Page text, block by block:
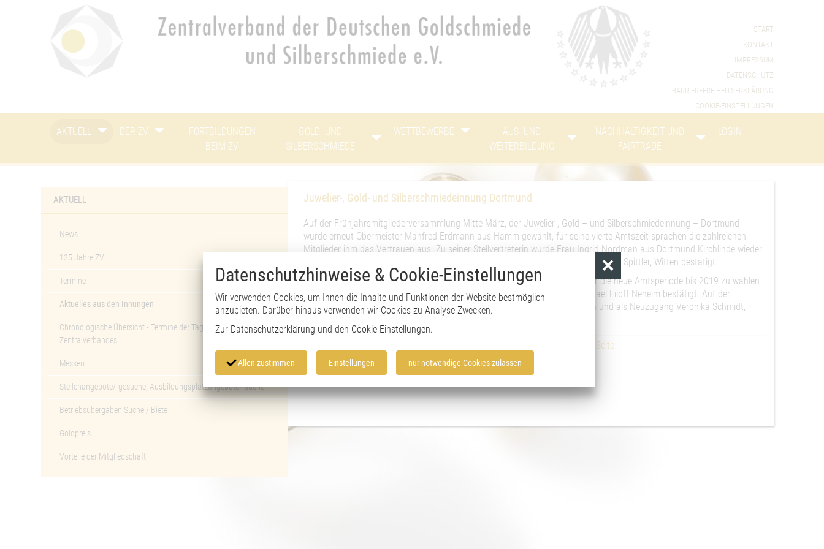
START
KONTAKT
IMPRESSUM
DATENSCHUTZ
BARRIEREFREIHEITSERKLÄRUNG
COOKIE-EINSTELLUNGEN
AKTUELL DER ZV
FORTBILDUNGEN
BEIM ZV
GOLD- UND
SILBERSCHMIEDE
WETTBEWERBE
AUS- UND
WEITERBILDUNG
NACHHALTIGKEIT UND
FAIRTRADE
LOGIN
Juwelier-, Gold- und Silberschmiedeinnung Dortmund
Auf der Frühjahrsmitgliederversammlung Mitte März, der Juwelier-, Gold – und Silberschmiedeinnung – Dortmund
wurde erneut Obermeister Manfred Erdmann aus Hamm gewählt, für seine vierte Amtszeit sprachen die zahlreichen
Mitglieder ihm das Vertrauen aus. Zu seiner Stellvertreterin wurde Frau Ingrid Nordman aus Dortmund Kirchlinde wieder
gewählt. Im Amt wurden der Lehrlingswart Sebastian Dülf, Herne, als Beisitzer Wolf Spittler, Witten bestätigt.
Im März traf sich auch der Gesellenprüfungsausschuss um die Mitglieder für die neue Amtsperiode bis 2019 zu wählen.
Auf der Arbeitgeberseite wurden Manfred Erdmann (Vors.), Hamm und Michael Eiloff Neheim bestätigt. Auf der
Arbeitnehmerseite wurden Helmut Lankers, Lippstadt, Normann Frick, Altena und als Neuzugang Veronika Schmidt,
nächste Seite
AKTUELL
News
125 Jahre ZV
Termine
Aktuelles aus den Innungen
Chronologische Übersicht - Termine der Tagungen des
Zentralverbandes
Messen
Stellenangebote/-gesuche, Ausbildungsplatzangebote/-suche
Betriebsübergaben Suche / Biete
Goldpreis
Vorteile der Mitgliedschaft
Datenschutzhinweise & Cookie-Einstellungen
Wir verwenden Cookies, um Ihnen die Inhalte und Funktionen der Website bestmöglich
anzubieten. Darüber hinaus verwenden wir Cookies zu Analyse-Zwecken.
Zur Datenschutzerklärung und den Cookie-Einstellungen.
Allen zustimmen Einstellungen nur notwendige Cookies zulassen